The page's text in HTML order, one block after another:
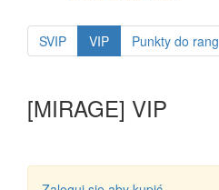
SVIP VIP Punkty do rang
[MIRAGE] VIP